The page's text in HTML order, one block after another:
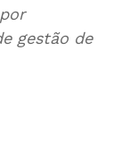
gestão de